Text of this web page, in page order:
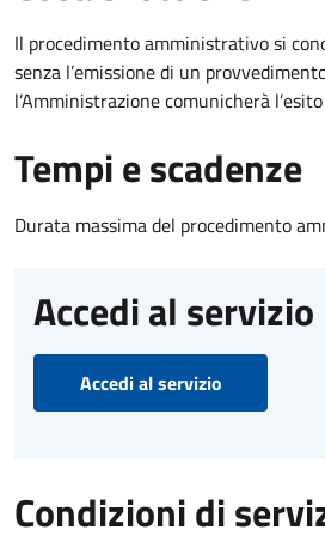
Il procedimento amministrativo si
senza l’emissione di un
l’Amministrazione comunicherà
Tempi e scadenze
Durata massima del procedimento
Accedi al servizio
Accedi al servizio
Condizioni di